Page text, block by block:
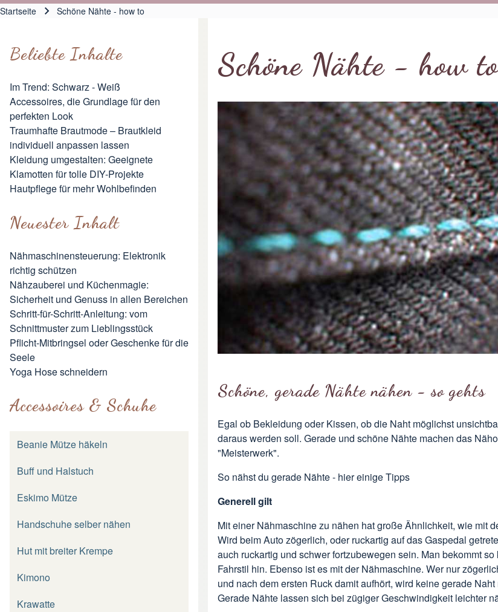
Startseite Schöne Nähte - how to
Beliebte Inhalte
Im Trend: Schwarz - Weiß
Accessoires, die Grundlage für den
perfekten Look
Traumhafte Brautmode – Brautkleid
individuell anpassen lassen
Kleidung umgestalten: Geeignete
Klamotten für tolle DIY-Projekte
Hautpflege für mehr Wohlbefinden
Neuester Inhalt
Nähmaschinensteuerung: Elektronik
richtig schützen
Nähzauberei und Küchenmagie:
Sicherheit und Genuss in allen Bereichen
Schritt-für-Schritt-Anleitung: vom
Schnittmuster zum Lieblingsstück
Pflicht-Mitbringsel oder Geschenke für die
Seele
Yoga Hose schneidern
Accessoires & Schuhe
Beanie Mütze häkeln
Buff und Halstuch
Eskimo Mütze
Handschuhe selber nähen
Hut mit breiter Krempe
Kimono
Krawatte
Schöne Nähte - how
Schöne, gerade Nähte nähen - so gehts
Egal ob Bekleidung oder Kissen, ob die Naht möglichst
daraus werden soll. Gerade und schöne Nähte machen das
"Meisterwerk".
So nähst du gerade Nähte - hier einige Tipps
Generell gilt
Mit einer Nähmaschine zu nähen hat große Ähnlichkeit, wie mit
Wird beim Auto zögerlich, oder ruckartig auf das Gaspedal
auch ruckartig und schwer fortzubewegen sein. Man bekommt
Fahrstil hin. Ebenso ist es mit der Nähmaschine. Wer nur
und nach dem ersten Ruck damit aufhört, wird keine gerade
Gerade Nähte lassen sich bei zügiger Geschwindigkeit leichter